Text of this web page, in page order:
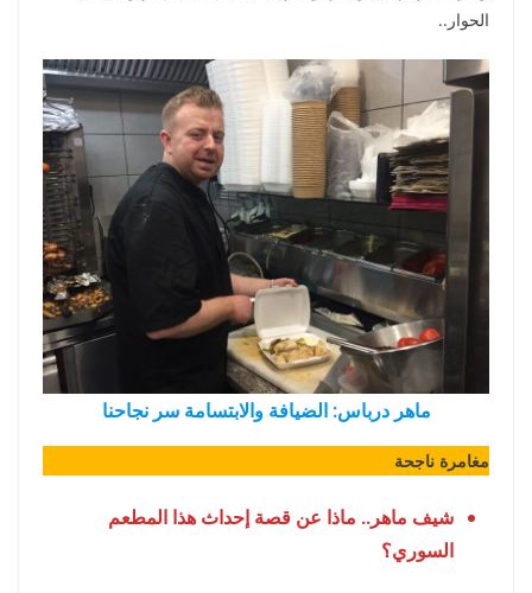
الحوار..
ماهر درباس: الضيافة والابتسامة سر نجاحنا
مغامرة ناجحة
شيف ماهر.. ماذا عن قصة إحداث هذا المطعم
السوري؟